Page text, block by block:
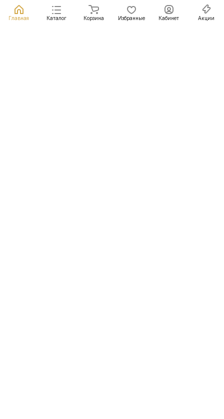
Главная Каталог Корзина Избранные Кабинет Акции